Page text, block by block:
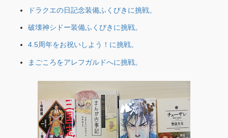
ドラクエの日記念装備ふくびきに挑戦。
破壊神シドー装備ふくびきに挑戦。
4.5周年をお祝いしよう！に挑戦。
まごころをアレフガルドへに挑戦。